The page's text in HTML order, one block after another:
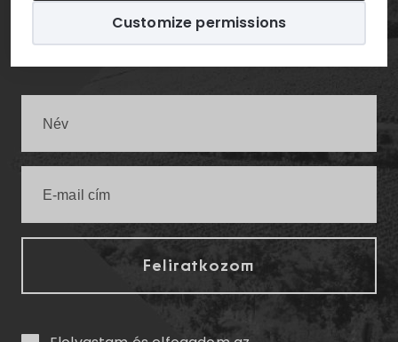
Customize permissions
Értesüljön elsőként a legfrissebb villányi
infókról!